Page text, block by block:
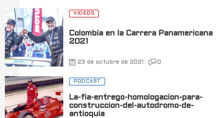
VIDEOS
Colombia en la Carrera Panamericana
2021
23 de octubre de 2021 0
PODCAST
La-fia-entrego-homologacion-para-
construccion-del-autodromo-de-
antioquia